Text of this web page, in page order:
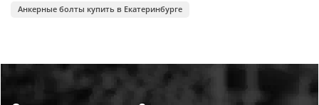
определяется и размер сверла, которое потребуется в
на что стоит обращать внимание. Помимо этого нужно
учесть, что провести демонтаж данного элемента без
Анкерные болты купить в Екатеринбурге